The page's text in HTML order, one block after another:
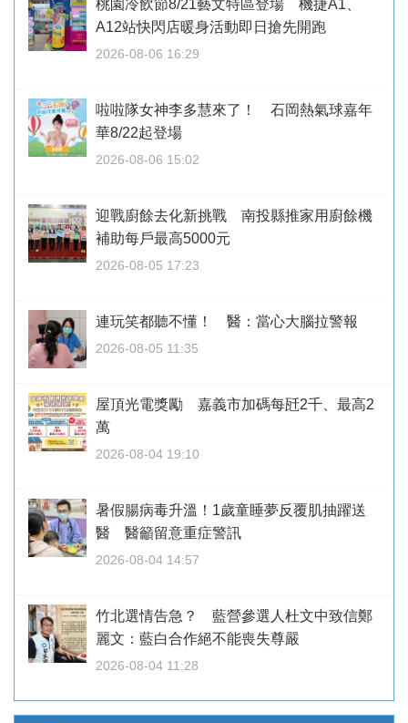
桃園冷飲節8/21藝文特區登場 機捷A1、
A12站快閃店暖身活動即日搶先開跑
2026-08-06 16:29
啦啦隊女神李多慧來了！ 石岡熱氣球嘉年
華8/22起登場
2026-08-06 15:02
迎戰廚餘去化新挑戰 南投縣推家用廚餘機
補助每戶最高5000元
2026-08-05 17:23
連玩笑都聽不懂！ 醫：當心大腦拉警報
2026-08-05 11:35
屋頂光電獎勵 嘉義市加碼每瓩2千、最高2
萬
2026-08-04 19:10
暑假腸病毒升溫！1歲童睡夢反覆肌抽躍送
醫 醫籲留意重症警訊
2026-08-04 14:57
竹北選情告急？ 藍營參選人杜文中致信鄭
麗文：藍白合作絕不能喪失尊嚴
2026-08-04 11:28